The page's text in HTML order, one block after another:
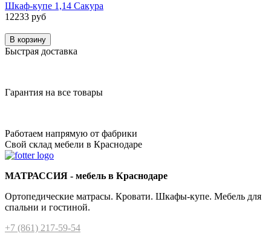
Шкаф-купе 1,14 Сакура
12233 руб
В корзину
Быстрая доставка
Гарантия на все товары
Работаем напрямую от фабрики
Свой склад мебели в Краснодаре
МАТРАССИЯ - мебель в Краснодаре
Ортопедические матрасы. Кровати. Шкафы-купе. Мебель для
спальни и гостиной.
+7 (861) 217-59-54